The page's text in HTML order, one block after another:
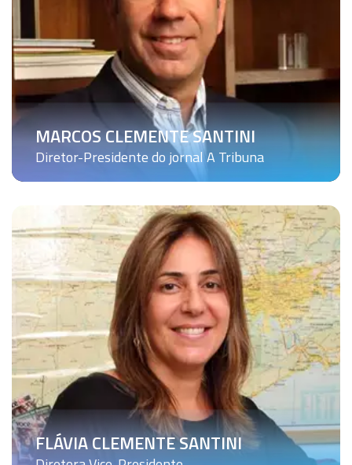
MARCOS CLEMENTE SANTINI
Diretor-Presidente do jornal A Tribuna
FLÁVIA CLEMENTE SANTINI